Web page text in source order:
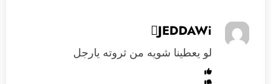
JEDDAWi
لو يعطينا شويه من ثروته يارجل